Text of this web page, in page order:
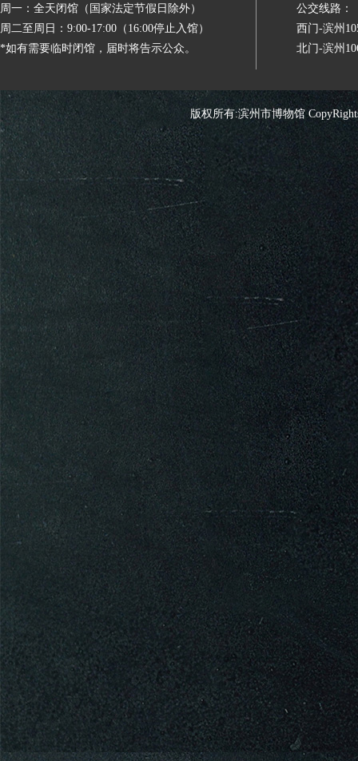
周一：全天闭馆（国家法定节假日除外）
周二至周日：9:00-17:00（16:00停止入馆）
*如有需要临时闭馆，届时将告示公众。
公交线路：
西门-滨州
北门-滨州
版权所有:滨州市博物馆